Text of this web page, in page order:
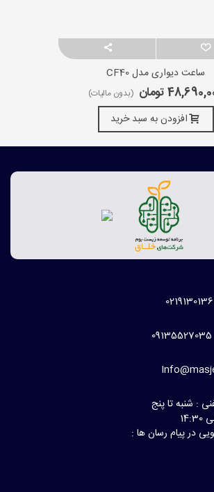
ساعت دیواری مدل CF40
تومان (بدون مالیات)
افزودن به سبد خرید
: شنبه تا پنج
در پیام رسان ها :